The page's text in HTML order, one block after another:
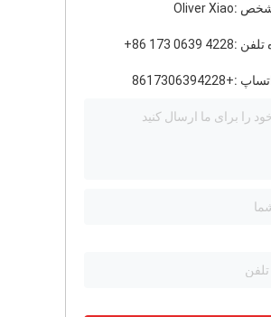
شخص :Oliver Xiao
تلفن :‪+86 173 0639 4228
:
+8617306394228